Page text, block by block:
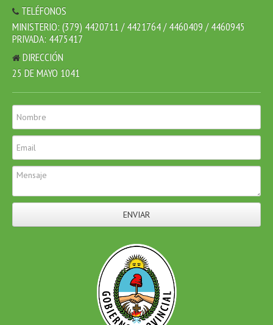
TELÉFONOS
MINISTERIO: (379) 4420711 / 4421764 / 4460409 / 4460945
PRIVADA: 4475417
DIRECCIÓN
25 DE MAYO 1041
ENVIAR